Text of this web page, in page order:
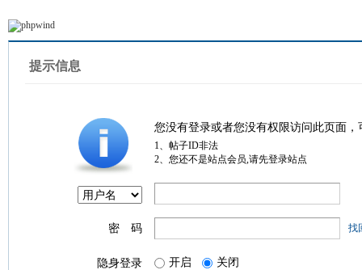
提示信息
您没有登录或者您没有权限访问此页面
1、帖子ID非法
2、您还不是站点会员,请先登录站点
密 码 找
隐身登录 开启 关闭